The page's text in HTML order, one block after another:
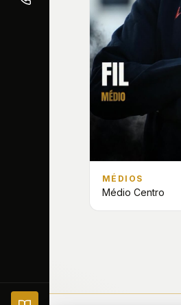
MÉDIOS
Médio Centro